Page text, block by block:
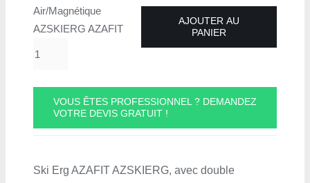
Air/Magnétique
AZSKIERG AZAFIT
AJOUTER AU
PANIER
VOUS ÊTES PROFESSIONNEL ? DEMANDEZ
VOTRE DEVIS GRATUIT !
Ski Erg AZAFIT AZSKIERG, avec double